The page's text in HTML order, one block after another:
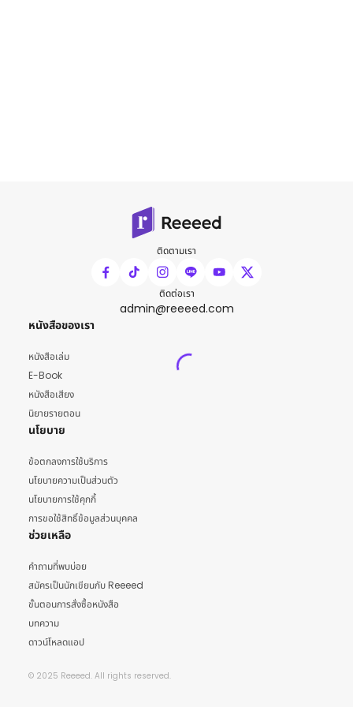
ติดตามเรา
ติดต่อเรา
admin@reeeed.com
หนังสือของเรา
หนังสือเล่ม
E-Book
หนังสือเสียง
นิยายรายตอน
นโยบาย
ข้อตกลงการใช้บริการ
นโยบายความเป็นส่วนตัว
นโยบายการใช้คุกกี้
การขอใช้สิทธิ์ข้อมูลส่วนบุคคล
ช่วยเหลือ
คำถามที่พบบ่อย
สมัครเป็นนักเขียนกับ Reeeed
ขั้นตอนการสั่งซื้อหนังสือ
บทความ
ดาวน์โหลดแอป
© 2025 Reeeed. All rights reserved.